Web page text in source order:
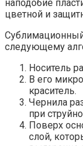
наподобие
цветной и
следующему
Носитель
В его
краситель.
Чернила
при
Поверх
слой,